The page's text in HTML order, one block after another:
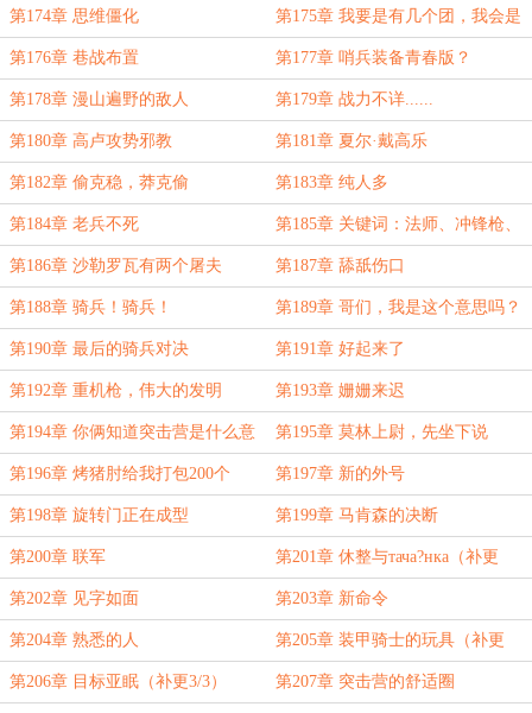
10/10）
第174章 思维僵化 第175章 我要是有几个团，我会是
这样？
第176章 巷战布置 第177章 哨兵装备青春版？
第178章 漫山遍野的敌人 第179章 战力不详......
第180章 高卢攻势邪教 第181章 夏尔·戴高乐
第182章 偷克稳，莽克偷 第183章 纯人多
第184章 老兵不死 第185章 关键词：法师、冲锋枪、
绕后
第186章 沙勒罗瓦有两个屠夫 第187章 舔舐伤口
第188章 骑兵！骑兵！ 第189章 哥们，我是这个意思吗？
第190章 最后的骑兵对决 第191章 好起来了
第192章 重机枪，伟大的发明 第193章 姗姗来迟
第194章 你俩知道突击营是什么意
思吗？
第195章 莫林上尉，先坐下说
第196章 烤猪肘给我打包200个 第197章 新的外号
第198章 旋转门正在成型 第199章 马肯森的决断
第200章 联军 第201章 休整与тача?нка（补更
1/3）
第202章 见字如面 第203章 新命令
第204章 熟悉的人 第205章 装甲骑士的玩具（补更
2/3）
第206章 目标亚眠（补更3/3） 第207章 突击营的舒适圈